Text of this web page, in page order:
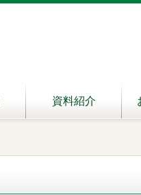
資料紹介